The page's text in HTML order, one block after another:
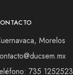
Morelos
735 1252523